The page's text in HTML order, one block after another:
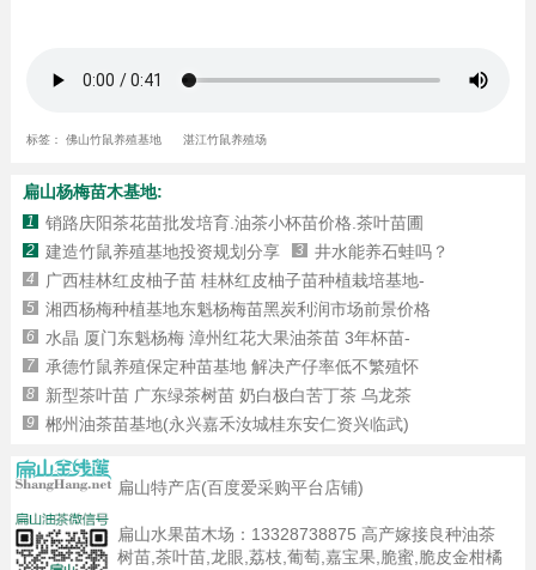
标签： 佛山竹鼠养殖基地 湛江竹鼠养殖场
扁山杨梅苗木基地:
1 销路庆阳茶花苗批发培育.油茶小杯苗价格.茶叶苗圃
2 建造竹鼠养殖基地投资规划分享 3 井水能养石蛙吗？
4 广西桂林红皮柚子苗 桂林红皮柚子苗种植栽培基地-
5 湘西杨梅种植基地东魁杨梅苗黑炭利润市场前景价格
6 水晶 厦门东魁杨梅 漳州红花大果油茶苗 3年杯苗-
7 承德竹鼠养殖保定种苗基地 解决产仔率低不繁殖怀
8 新型茶叶苗 广东绿茶树苗 奶白极白苦丁茶 乌龙茶
9 郴州油茶苗基地(永兴嘉禾汝城桂东安仁资兴临武)
扁山特产店(百度爱采购平台店铺)
扁山水果苗木场： 13328738875 高产嫁接良种油茶
树苗,茶叶苗,龙眼,荔枝,葡萄,嘉宝果,脆蜜,脆皮金柑橘